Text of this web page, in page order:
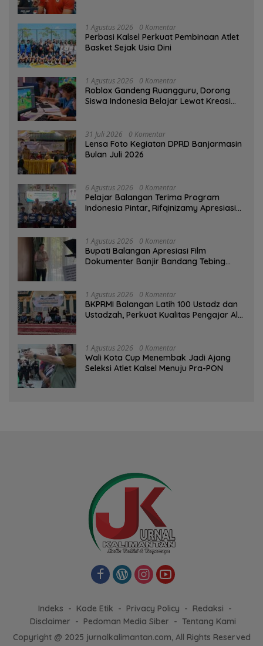
1 Agustus 2026 0 Komentar
Perbasi Kalsel Perkuat Pembinaan Atlet
Basket Sejak Usia Dini
1 Agustus 2026 0 Komentar
Roblox Gandeng Ruangguru, Dorong
Siswa Indonesia Belajar Lewat Kreasi
31 Juli 2026 0 Komentar
Lensa Foto Kegiatan DPRD Banjarmasin
Bulan Juli 2026
6 Agustus 2026 0 Komentar
Pelajar Balangan Terima Program
Indonesia Pintar, Rifqinizamy Apresiasi
1 Agustus 2026 0 Komentar
Bupati Balangan Apresiasi Film
Dokumenter Banjir Bandang Tebing
1 Agustus 2026 0 Komentar
BKPRMI Balangan Latih 100 Ustadz dan
Ustadzah, Perkuat Kualitas Pengajar Al-
1 Agustus 2026 0 Komentar
Wali Kota Cup Menembak Jadi Ajang
Seleksi Atlet Kalsel Menuju Pra-PON
Indeks Kode Etik Privacy Policy
Redaksi
Disclaimer
Pedoman Media Siber
Tentang Kami
Copyright @ 2025 jurnalkalimantan.com, All Rights Reserved